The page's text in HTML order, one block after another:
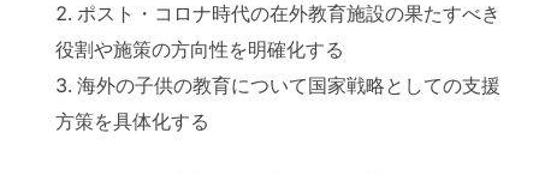
ポスト・コロナ時代の在外教育施設の果たすべき
役割や施策の方向性を明確化する
海外の子供の教育について国家戦略としての支援
方策を具体化する